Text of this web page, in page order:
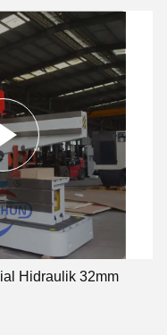
Hidraulik 32mm